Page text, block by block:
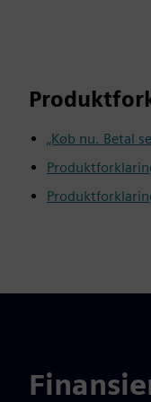
„Køb nu. Betal